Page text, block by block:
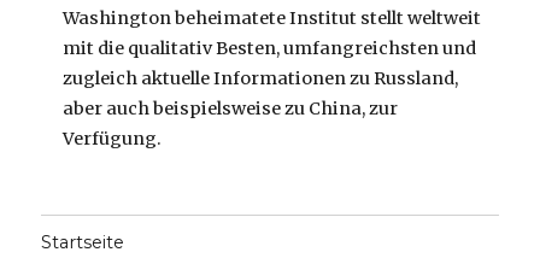
Washington beheimatete Institut stellt weltweit
mit die qualitativ Besten, umfangreichsten und
zugleich aktuelle Informationen zu Russland,
aber auch beispielsweise zu China, zur
Verfügung.
Startseite